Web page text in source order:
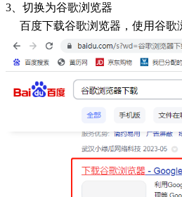
3、切换为谷歌浏览器
百度下载谷歌浏览器，使用谷歌